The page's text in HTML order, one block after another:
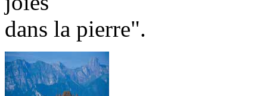
dans la pierre".